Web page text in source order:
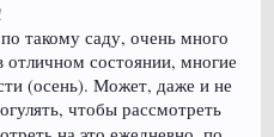
такому саду, очень много
отличном состоянии, многие
(осень). Может, даже и не
чтобы рассмотреть